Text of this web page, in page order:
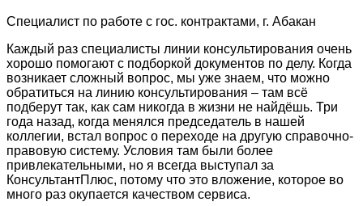
Специалист по работе с гос. контрактами, г. Абакан
Каждый раз специалисты линии консультирования очень
хорошо помогают с подборкой документов по делу. Когда
возникает сложный вопрос, мы уже знаем, что можно
обратиться на линию консультирования – там всё
подберут так, как сам никогда в жизни не найдёшь. Три
года назад, когда менялся председатель в нашей
коллегии, встал вопрос о переходе на другую справочно-
правовую систему. Условия там были более
привлекательными, но я всегда выступал за
КонсультантПлюс, потому что это вложение, которое во
много раз окупается качеством сервиса.